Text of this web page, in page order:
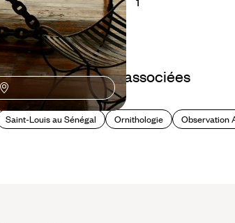
Idées associées
Saint-Louis au Sénégal Ornithologie Observation